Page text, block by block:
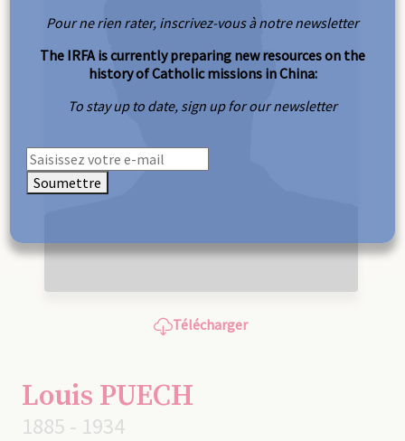
Télécharger
Louis PUECH
1885 - 1934
Pour ne rien rater, inscrivez-vous à notre newsletter
The IRFA is currently preparing new resources on the
history of Catholic missions in China:
To stay up to date, sign up for our newsletter
Soumettre